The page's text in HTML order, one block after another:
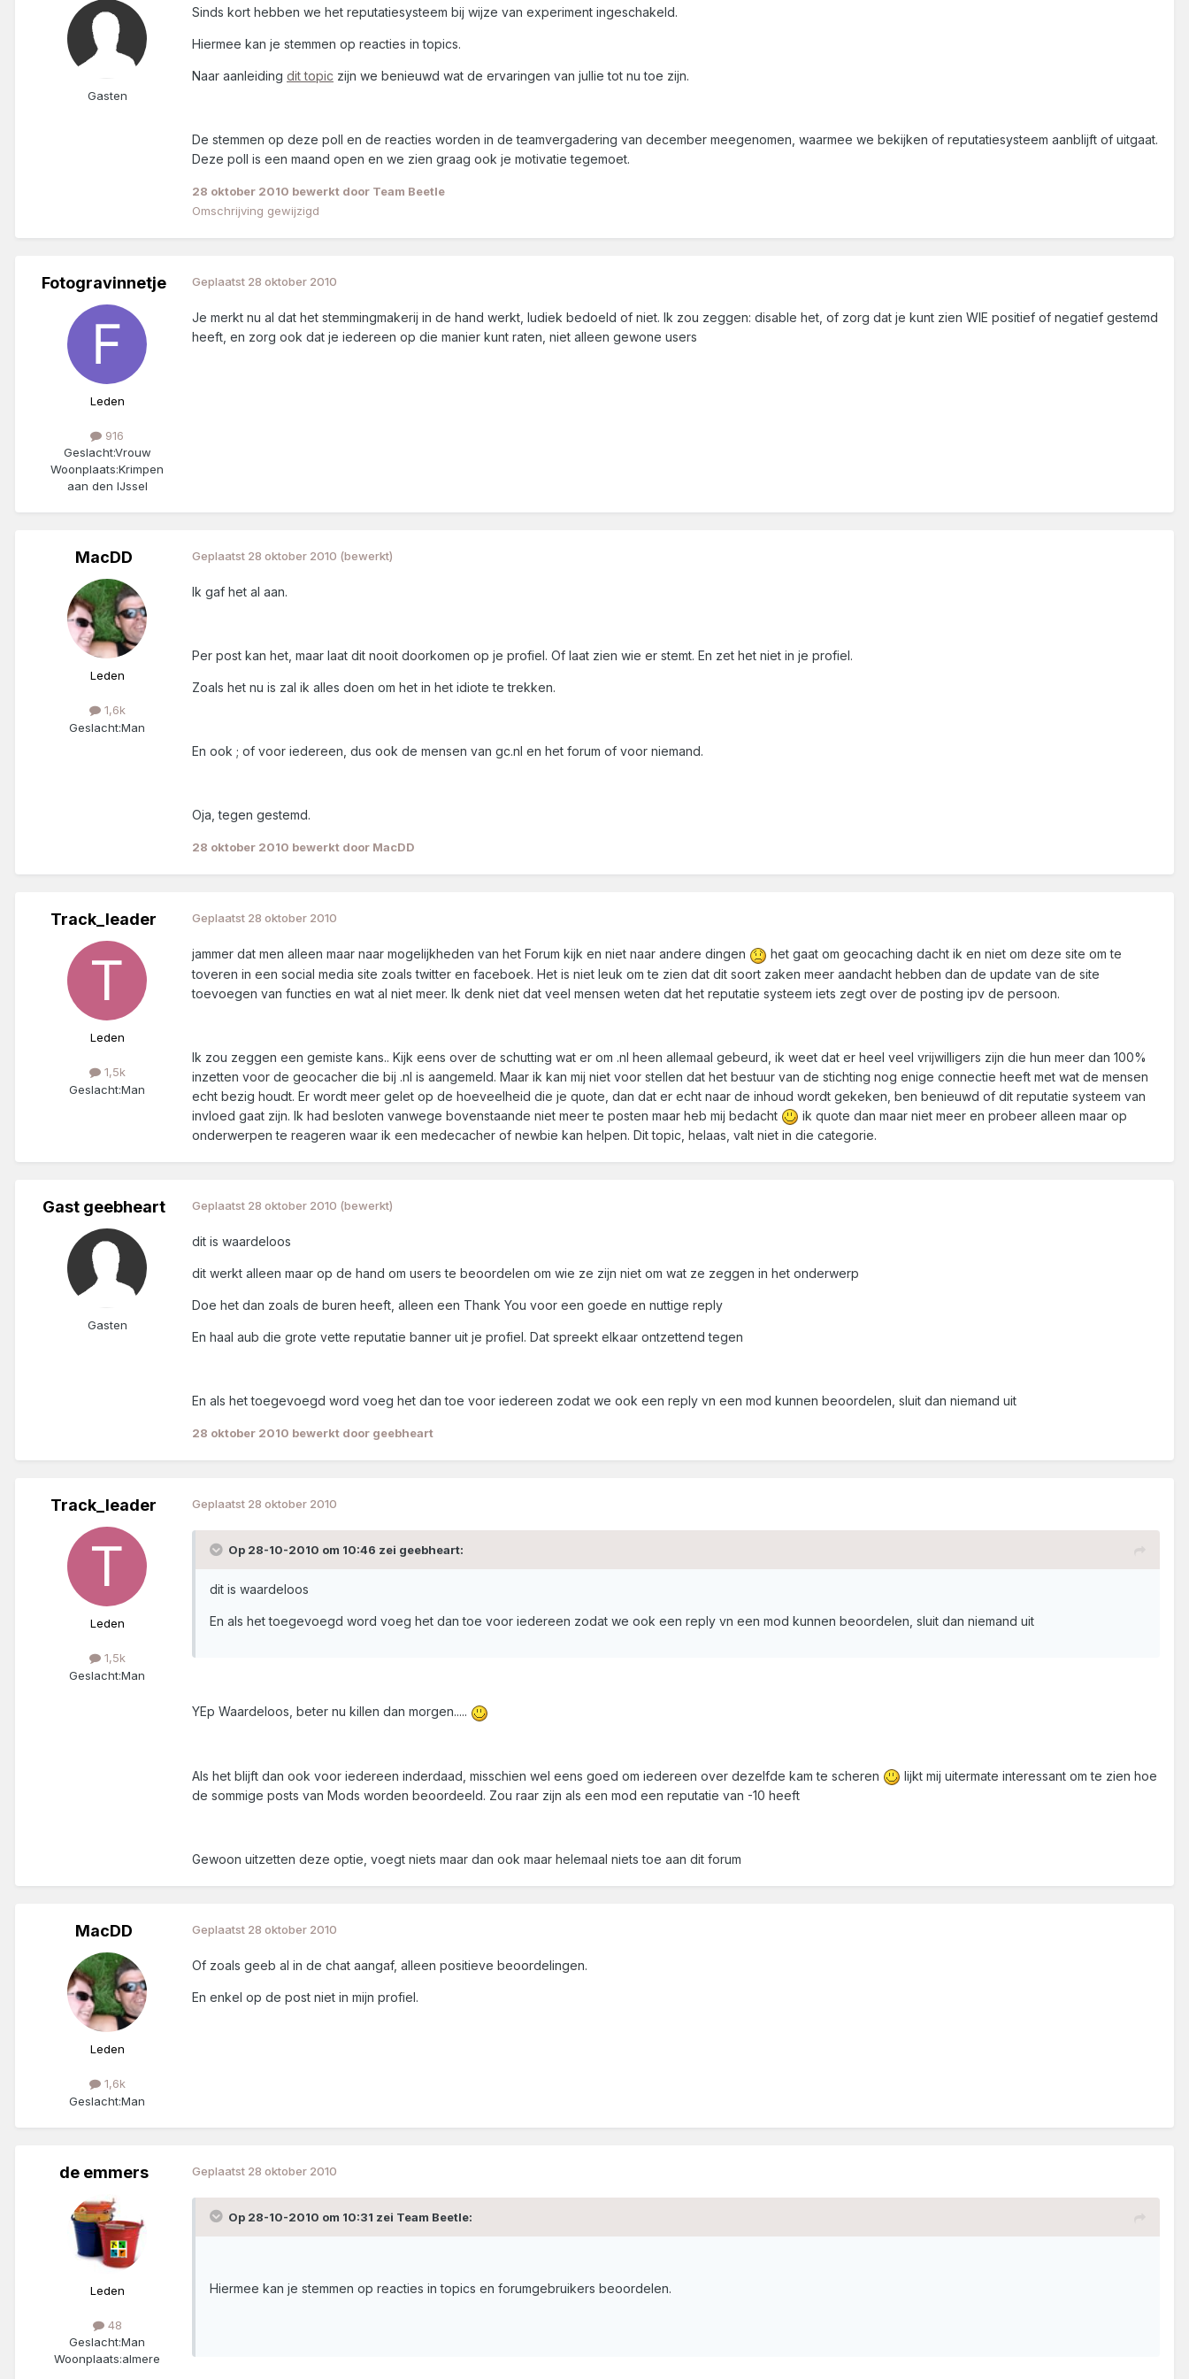
Gasten
Sinds kort hebben we het reputatiesysteem bij wijze van experiment ingeschakeld.
Hiermee kan je stemmen op reacties in topics.
Naar aanleiding dit topic zijn we benieuwd wat de ervaringen van jullie tot nu toe zijn.
De stemmen op deze poll en de reacties worden in de teamvergadering van december meegenomen, waarmee we bekijken of reputatiesysteem aanblijft of uitgaat.
Deze poll is een maand open en we zien graag ook je motivatie tegemoet.
28 oktober 2010 bewerkt door Team Beetle
Omschrijving gewijzigd
Fotogravinnetje
Leden
916
Geslacht:Vrouw
Woonplaats:Krimpen
aan den IJssel
Geplaatst 28 oktober 2010
Je merkt nu al dat het stemmingmakerij in de hand werkt, ludiek bedoeld of niet. Ik zou zeggen: disable het, of zorg dat je kunt zien WIE positief of negatief gestemd
heeft, en zorg ook dat je iedereen op die manier kunt raten, niet alleen gewone users
MacDD
Leden
1,6k
Geslacht:Man
Geplaatst 28 oktober 2010 (bewerkt)
Ik gaf het al aan.
Per post kan het, maar laat dit nooit doorkomen op je profiel. Of laat zien wie er stemt. En zet het niet in je profiel.
Zoals het nu is zal ik alles doen om het in het idiote te trekken.
En ook ; of voor iedereen, dus ook de mensen van gc.nl en het forum of voor niemand.
Oja, tegen gestemd.
28 oktober 2010 bewerkt door MacDD
Track_leader
Leden
1,5k
Geslacht:Man
Geplaatst 28 oktober 2010
jammer dat men alleen maar naar mogelijkheden van het Forum kijk en niet naar andere dingen
het gaat om geocaching dacht ik en niet om deze site om te
toveren in een social media site zoals twitter en faceboek. Het is niet leuk om te zien dat dit soort zaken meer aandacht hebben dan de update van de site
toevoegen van functies en wat al niet meer. Ik denk niet dat veel mensen weten dat het reputatie systeem iets zegt over de posting ipv de persoon.
Ik zou zeggen een gemiste kans.. Kijk eens over de schutting wat er om .nl heen allemaal gebeurd, ik weet dat er heel veel vrijwilligers zijn die hun meer dan 100%
inzetten voor de geocacher die bij .nl is aangemeld. Maar ik kan mij niet voor stellen dat het bestuur van de stichting nog enige connectie heeft met wat de mensen
echt bezig houdt. Er wordt meer gelet op de hoeveelheid die je quote, dan dat er echt naar de inhoud wordt gekeken, ben benieuwd of dit reputatie systeem van
invloed gaat zijn. Ik had besloten vanwege bovenstaande niet meer te posten maar heb mij bedacht
ik quote dan maar niet meer en probeer alleen maar op
onderwerpen te reageren waar ik een medecacher of newbie kan helpen. Dit topic, helaas, valt niet in die categorie.
Gast geebheart
Gasten
Geplaatst 28 oktober 2010 (bewerkt)
dit is waardeloos
dit werkt alleen maar op de hand om users te beoordelen om wie ze zijn niet om wat ze zeggen in het onderwerp
Doe het dan zoals de buren heeft, alleen een Thank You voor een goede en nuttige reply
En haal aub die grote vette reputatie banner uit je profiel. Dat spreekt elkaar ontzettend tegen
En als het toegevoegd word voeg het dan toe voor iedereen zodat we ook een reply vn een mod kunnen beoordelen, sluit dan niemand uit
28 oktober 2010 bewerkt door geebheart
Track_leader
Leden
1,5k
Geslacht:Man
Geplaatst 28 oktober 2010
Op 28-10-2010 om 10:46 zei geebheart:
dit is waardeloos
En als het toegevoegd word voeg het dan toe voor iedereen zodat we ook een reply vn een mod kunnen beoordelen, sluit dan niemand uit
YEp Waardeloos, beter nu killen dan morgen.....
Als het blijft dan ook voor iedereen inderdaad, misschien wel eens goed om iedereen over dezelfde kam te scheren
lijkt mij uitermate interessant om te zien hoe
de sommige posts van Mods worden beoordeeld. Zou raar zijn als een mod een reputatie van -10 heeft
Gewoon uitzetten deze optie, voegt niets maar dan ook maar helemaal niets toe aan dit forum
MacDD
Leden
1,6k
Geslacht:Man
Geplaatst 28 oktober 2010
Of zoals geeb al in de chat aangaf, alleen positieve beoordelingen.
En enkel op de post niet in mijn profiel.
de emmers
Leden
48
Geslacht:Man
Woonplaats:almere
Geplaatst 28 oktober 2010
Op 28-10-2010 om 10:31 zei Team Beetle:
Hiermee kan je stemmen op reacties in topics en forumgebruikers beoordelen.